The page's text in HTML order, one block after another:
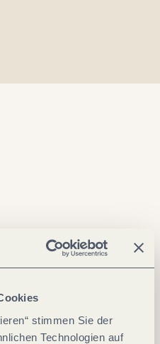
stimmen Sie der
Technologien auf